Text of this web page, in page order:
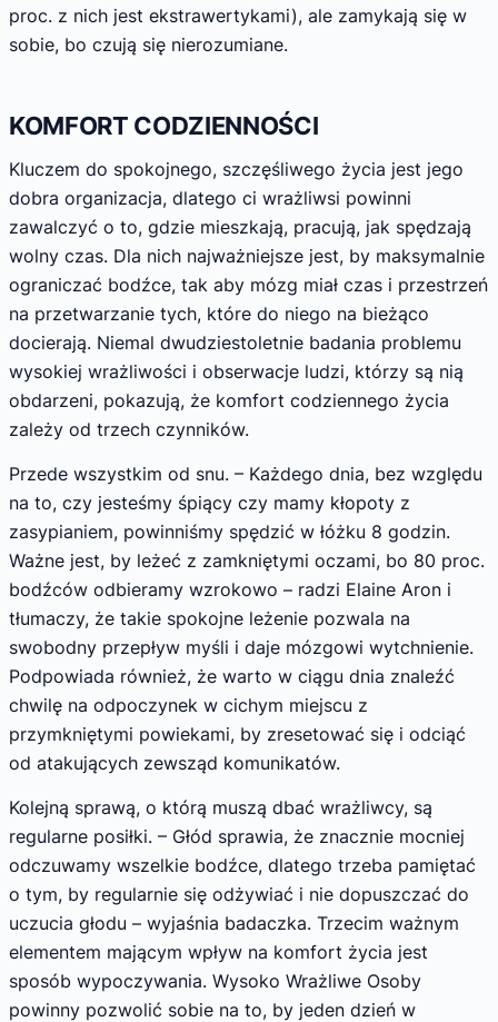
proc. z nich jest ekstrawertykami), ale zamykają się w
sobie, bo czują się nierozumiane.
KOMFORT CODZIENNOŚCI
Kluczem do spokojnego, szczęśliwego życia jest jego
dobra organizacja, dlatego ci wrażliwsi powinni
zawalczyć o to, gdzie mieszkają, pracują, jak spędzają
wolny czas. Dla nich najważniejsze jest, by maksymalnie
ograniczać bodźce, tak aby mózg miał czas i przestrzeń
na przetwarzanie tych, które do niego na bieżąco
docierają. Niemal dwudziestoletnie badania problemu
wysokiej wrażliwości i obserwacje ludzi, którzy są nią
obdarzeni, pokazują, że komfort codziennego życia
zależy od trzech czynników.
Przede wszystkim od snu. – Każdego dnia, bez względu
na to, czy jesteśmy śpiący czy mamy kłopoty z
zasypianiem, powinniśmy spędzić w łóżku 8 godzin.
Ważne jest, by leżeć z zamkniętymi oczami, bo 80 proc.
bodźców odbieramy wzrokowo – radzi Elaine Aron i
tłumaczy, że takie spokojne leżenie pozwala na
swobodny przepływ myśli i daje mózgowi wytchnienie.
Podpowiada również, że warto w ciągu dnia znaleźć
chwilę na odpoczynek w cichym miejscu z
przymkniętymi powiekami, by zresetować się i odciąć
od atakujących zewsząd komunikatów.
Kolejną sprawą, o którą muszą dbać wrażliwcy, są
regularne posiłki. – Głód sprawia, że znacznie mocniej
odczuwamy wszelkie bodźce, dlatego trzeba pamiętać
o tym, by regularnie się odżywiać i nie dopuszczać do
uczucia głodu – wyjaśnia badaczka. Trzecim ważnym
elementem mającym wpływ na komfort życia jest
sposób wypoczywania. Wysoko Wrażliwe Osoby
powinny pozwolić sobie na to, by jeden dzień w